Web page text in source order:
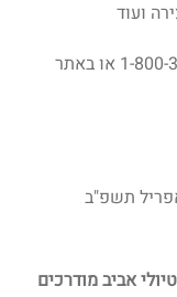
ועוד
פרטים נוספים ב"קו ליער" בטלפון: 1-800-350-550 או באתר
אביב מודרכים